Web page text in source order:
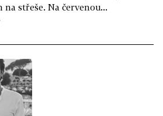
střeše. Na červenou...